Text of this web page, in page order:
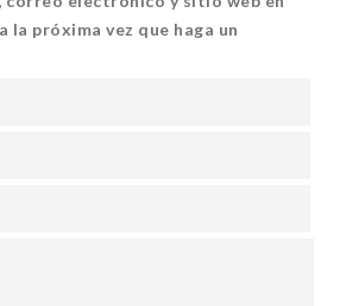
la próxima vez que haga un